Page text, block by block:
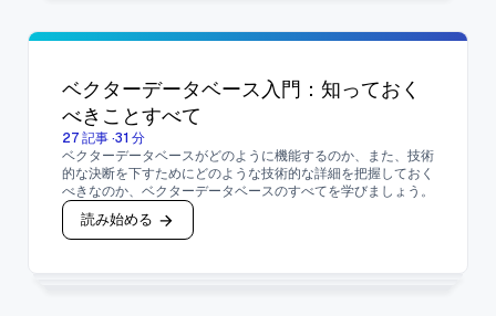
ベクターデータベース入門：知っておく
べきことすべて
27記事·31 分
ベクターデータベースがどのように機能するのか、また、技術
的な決断を下すためにどのような技術的な詳細を把握しておく
べきなのか、ベクターデータベースのすべてを学びましょう。
読み始める